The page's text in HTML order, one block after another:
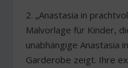
2. „Anastasia in
Malvorlage für Kinder,
unabhängige Anastasia
Garderobe zeigt. Ihre